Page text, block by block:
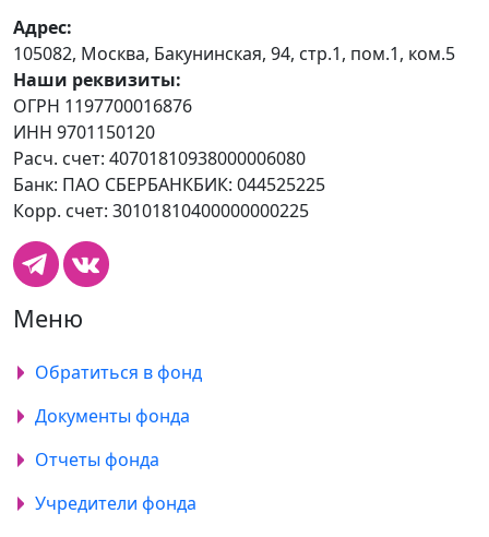
Адрес:
105082, Москва, Бакунинская, 94, стр.1, пом.1, ком.5
Наши реквизиты:
ОГРН 1197700016876
ИНН 9701150120
Расч. счет: 40701810938000006080
Банк: ПАО СБЕРБАНКБИК: 044525225
Корр. счет: 30101810400000000225
Меню
Обратиться в фонд
Документы фонда
Отчеты фонда
Учредители фонда